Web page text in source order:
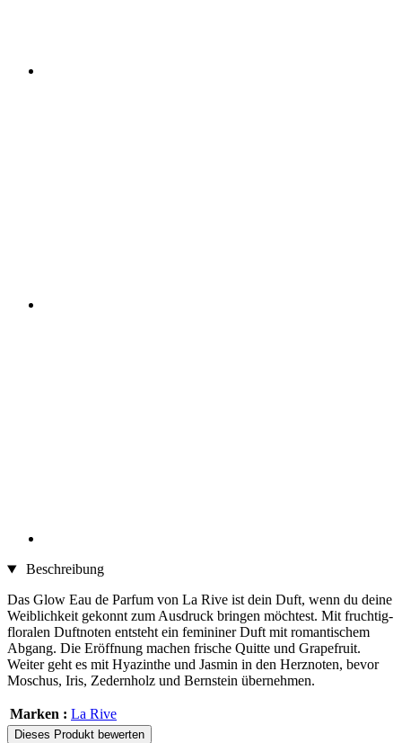
Beschreibung
Das Glow Eau de Parfum von La Rive ist dein Duft, wenn du deine
Weiblichkeit gekonnt zum Ausdruck bringen möchtest. Mit fruchtig-
floralen Duftnoten entsteht ein femininer Duft mit romantischem
Abgang. Die Eröffnung machen frische Quitte und Grapefruit.
Weiter geht es mit Hyazinthe und Jasmin in den Herznoten, bevor
Moschus, Iris, Zedernholz und Bernstein übernehmen.
Marken : La Rive
Dieses Produkt bewerten